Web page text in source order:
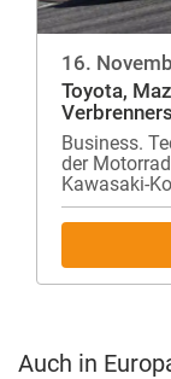
16.
Toyota,
Business.
der
Kawasaki-
Auch in